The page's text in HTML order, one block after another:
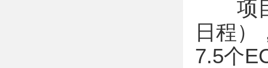
项目
日程）
7.5个